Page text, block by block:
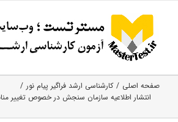
content
صفحه اصلی
کارشناسی ارشد فراگیر پیام نور
انتشار اطلاعیه سازمان سنجش در خصوص تغییر